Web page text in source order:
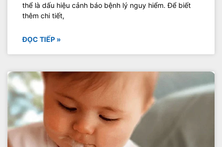
thể là dấu hiệu cảnh báo bệnh lý nguy hiểm. Để biết
thêm chi tiết,
ĐỌC TIẾP »